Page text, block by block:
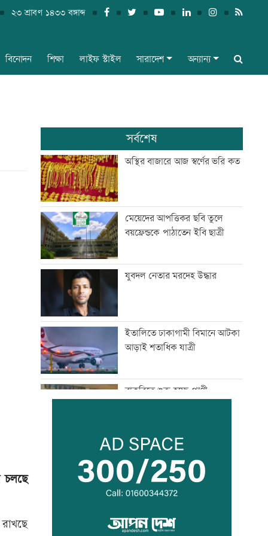
২৩ শ্রাবণ ১৪৩৩ বঙ্গাব্দ
বিনোদন শিক্ষা লাইফ স্টাইল সারাদেশ অন্যান্য
চলছে
সর্বশেষ
অস্থির বাজারে আজ স্বর্ণের ভরি কত
মেয়েদের আপত্তিকর ছবি তুলে
বয়ফ্রেন্ডকে পাঠাতেন ইবি ছাত্রী
যুবদল নেতার মরদেহ উদ্ধার
ইতালিতে ঢাকাগামী বিমানে আটকা
আড়াই শতাধিক যাত্রী
বাকৃবিতে শুরু হচ্ছে প্রাণী
বন্দরে বিস্ফোরণে একই পরিবারের
৩ জন দগ্ধ
অনুমোদন, রোববার প্রশাসক